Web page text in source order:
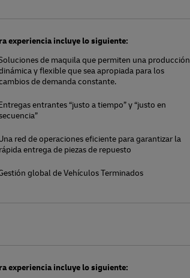
experiencia incluye lo siguiente:
de maquila que permiten una producción
y flexible que sea apropiada para los
de demanda constante.
entrantes “justo a tiempo” y “justo en
red de operaciones eficiente para garantizar la
rápida entrega de piezas de repuesto
global de Vehículos Terminados
experiencia incluye lo siguiente: